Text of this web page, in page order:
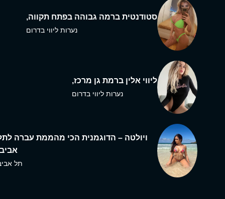
סטודנטית ברמה גבוהה בפתח תקווה,
נערות ליווי בדרום
ליווי אלין ברמת גן מרכז,
נערות ליווי בדרום
ויולטה – הדוגמנית הכי מהממת עברה
תל